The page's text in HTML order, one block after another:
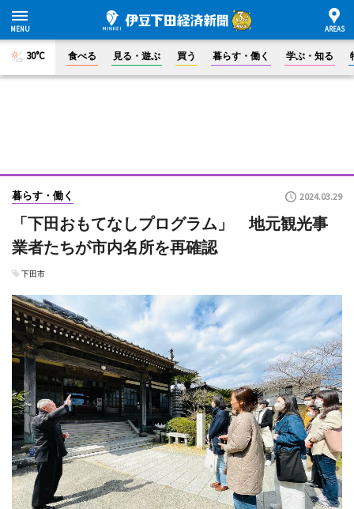
30°C 食べる 見る・遊ぶ 買う 暮らす・働く 学ぶ・知る
暮らす・働く 2024.03.29
「下田おもてなしプログラム」 地元観光事
業者たちが市内名所を再確認
下田市